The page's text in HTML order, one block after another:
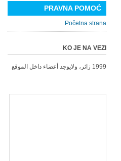
PRAVNA POMOĆ
Početna strana
KO JE NA VEZI
1999 زائر، ولايوجد أعضاء داخل الموقع